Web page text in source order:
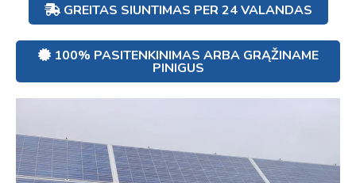
GREITAS SIUNTIMAS PER 24 VALANDAS
100% PASITENKINIMAS ARBA GRĄŽINAME
PINIGUS